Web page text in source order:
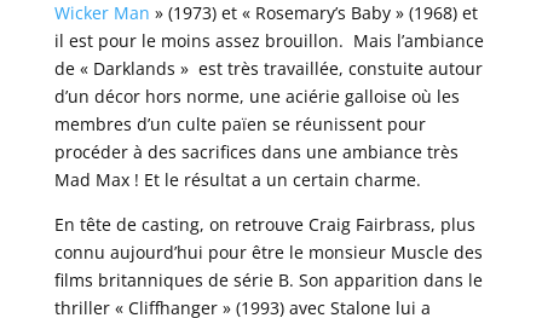
Wicker Man » (1973) et « Rosemary’s Baby » (1968) et
il est pour le moins assez brouillon. Mais l’ambiance
de « Darklands » est très travaillée, constuite autour
d’un décor hors norme, une aciérie galloise où les
membres d’un culte païen se réunissent pour
procéder à des sacrifices dans une ambiance très
Mad Max ! Et le résultat a un certain charme.
En tête de casting, on retrouve Craig Fairbrass, plus
connu aujourd’hui pour être le monsieur Muscle des
films britanniques de série B. Son apparition dans le
thriller « Cliffhanger » (1993) avec Stalone lui a